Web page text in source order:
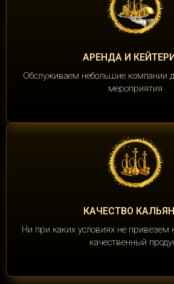
АРЕНДА И
Обслуживаем небольшие компании
мероприятия
КАЧЕСТВО
Ни при каких условиях не привезем
качественный